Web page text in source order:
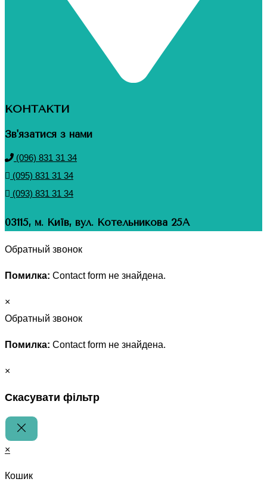
КОНТАКТИ
Зв'язатися з нами
(096) 831 31 34
(095) 831 31 34
(093) 831 31 34
03115, м. Київ, вул. Котельникова 25А
Обратный звонок
Помилка: Contact form не знайдена.
×
Обратный звонок
Помилка: Contact form не знайдена.
×
Скасувати фільтр
×
Кошик